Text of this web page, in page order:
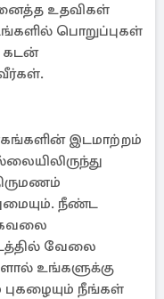
உதவிகள்
பொறுப்புகள்
கடன்
இடமாற்றம்
நீண்ட
வேலை
உங்களுக்கு
நீங்கள்